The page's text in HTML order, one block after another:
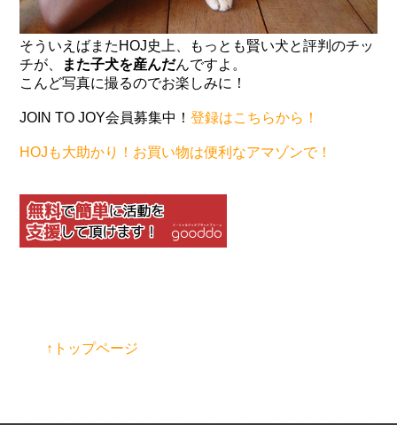
そういえばまたHOJ史上、もっとも賢い犬と評判のチッ
チが、
また子犬を産んだんですよ。
こんど写真に撮るのでお楽しみに！
JOIN TO JOY会員募集中！登録はこちらから！
HOJも大助かり！お買い物は便利なアマゾンで！
↑トップページ